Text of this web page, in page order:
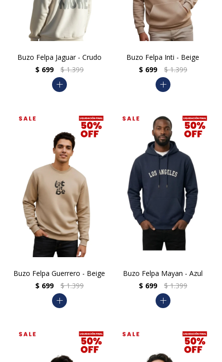
Buzo Felpa Jaguar - Crudo
$ 699 $ 1.399
add
Buzo Felpa Inti - Beige
$ 699 $ 1.399
add
Buzo Felpa Guerrero - Beige
$ 699 $ 1.399
add
Buzo Felpa Mayan - Azul
$ 699 $ 1.399
add